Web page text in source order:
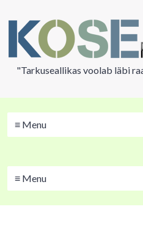
"Tarkuseallikas voolab läbi
≡ Menu
≡ Menu